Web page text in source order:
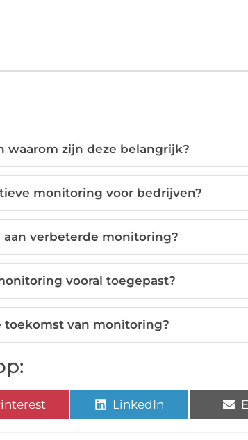
zijn deze belangrijk?
monitoring voor bedrijven?
verbeterde monitoring?
vooral toegepast?
toekomst van monitoring?
LinkedIn